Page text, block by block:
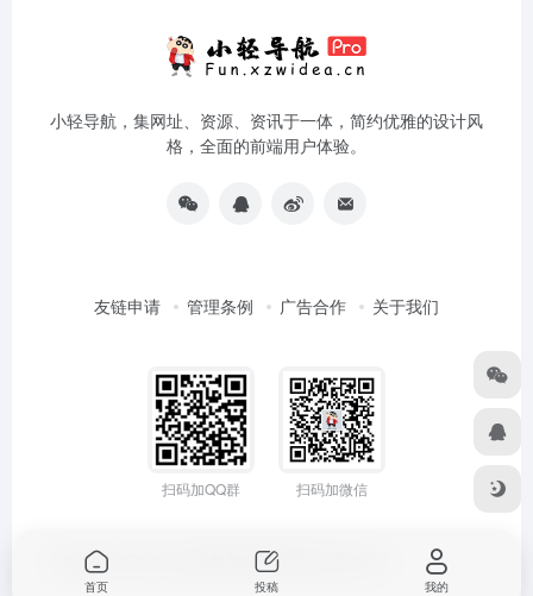
小轻导航，集网址、资源、资讯于一体，简约优雅的设计风
格，全面的前端用户体验。
友链申请 管理条例 广告合作 关于我们
扫码加QQ群 扫码加微信
Copyright © 2026 鄂ICP备2022012591号-2
首页 投稿 我的